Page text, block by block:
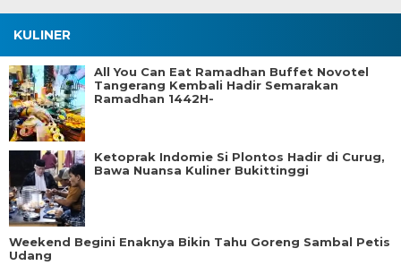
KULINER
All You Can Eat Ramadhan Buffet Novotel
Tangerang Kembali Hadir Semarakan
Ramadhan 1442H-
Ketoprak Indomie Si Plontos Hadir di Curug,
Bawa Nuansa Kuliner Bukittinggi
Weekend Begini Enaknya Bikin Tahu Goreng Sambal Petis
Udang